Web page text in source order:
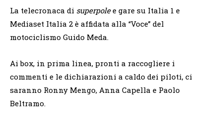
La telecronaca di superpolee gare su Italia 1 e
Mediaset Italia 2 è affidata alla “Voce” del
motociclismo Guido Meda.
Ai box, in prima linea, pronti a raccogliere i
commenti e le dichiarazioni a caldo dei piloti, ci
saranno Ronny Mengo, Anna Capella e Paolo
Beltramo.